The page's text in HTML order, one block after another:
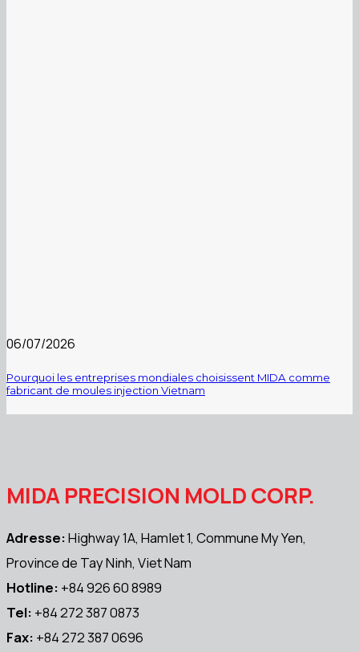
06/07/2026
Pourquoi les entreprises mondiales choisissent MIDA comme
fabricant de moules injection Vietnam
MIDA PRECISION MOLD CORP.
Adresse:Highway 1A, Hamlet 1, Commune My Yen,
Province de Tay Ninh, Viet Nam
Hotline: +84 926 60 8989
Tel: +84 272 387 0873
Fax: +84 272 387 0696